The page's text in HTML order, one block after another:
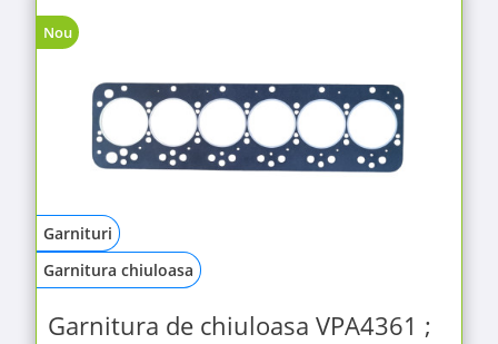
Nou
Garnituri
Garnitura chiuloasa
Garnitura de chiuloasa VPA4361 ;